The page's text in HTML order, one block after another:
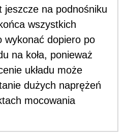
jeszcze na podnośniku
wszystkich
wykonać dopiero po
na koła, ponieważ
układu może
dużych naprężeń
mocowania